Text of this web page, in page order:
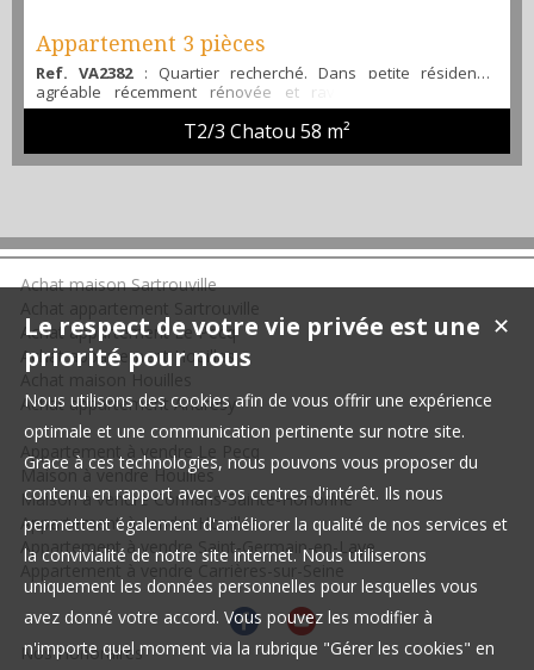
Appartement 3 pièces
Ref. VA2382: Quartier recherché. Dans petite résidence
agréable récemment rénovée et ravalée avec isolation.
Appartement d'environ 60 m2, au 3ème et dernier étage avec
vue dégagée sur La Défense, comprenant entrée, séjour,
cuisine, salle de bains, 2 chambres dont une en enfilade. place
de parking et cave. Chauffage individuel gaz. Venez le visiter
T2/3 Chatou 58 m²
Achat maison Sartrouville
Achat appartement Le Pecq
Achat appartement Houilles
Achat maison Houilles
Achat appartement Andrésy
Appartement à vendre Le Pecq
Maison à vendre Houilles
Maison à vendre Conflans-Sainte-Honorine
Appartement à vendre Houilles
Appartement à vendre Saint-Germain-en-Laye
Nos Honoraires
✕
Le respect de votre vie privée est une
priorité pour nous
Nous utilisons des cookies afin de vous offrir une expérience
optimale et une communication pertinente sur notre site.
Grace à ces technologies, nous pouvons vous proposer du
contenu en rapport avec vos centres d'intérêt. Ils nous
permettent également d'améliorer la qualité de nos services et
la convivialité de notre site internet. Nous utiliserons
uniquement les données personnelles pour lesquelles vous
avez donné votre accord. Vous pouvez les modifier à
n'importe quel moment via la rubrique "Gérer les cookies" en